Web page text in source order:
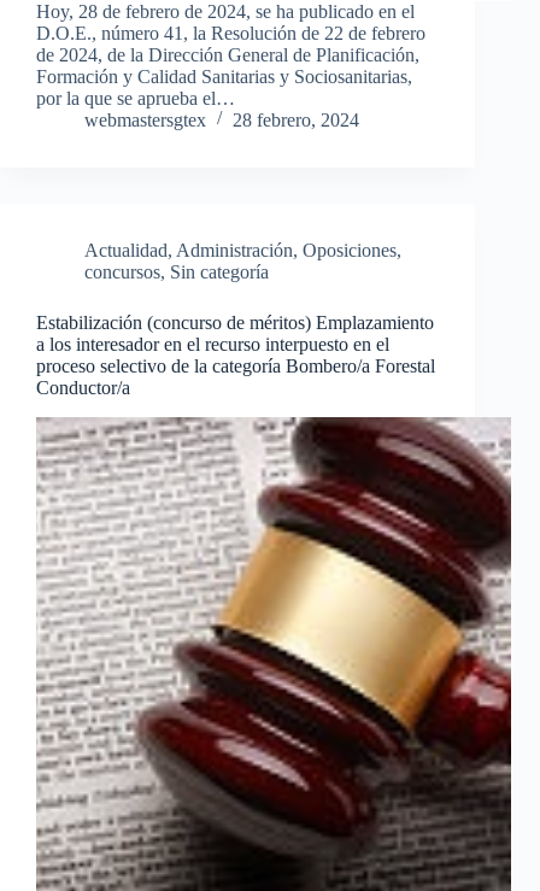
Hoy, 28 de febrero de 2024, se ha publicado en el
D.O.E., número 41, la Resolución de 22 de febrero
de 2024, de la Dirección General de Planificación,
Formación y Calidad Sanitarias y Sociosanitarias,
por la que se aprueba el…
webmastersgtex
28 febrero, 2024
Actualidad, Administración, Oposiciones,
concursos, Sin categoría
Estabilización (concurso de méritos) Emplazamiento
a los interesador en el recurso interpuesto en el
proceso selectivo de la categoría Bombero/a Forestal
Conductor/a